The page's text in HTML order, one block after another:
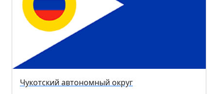
Чукотский автономный округ